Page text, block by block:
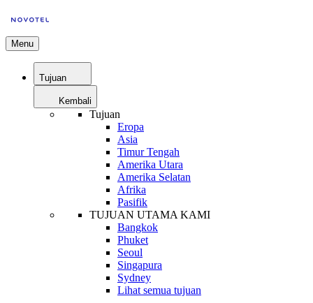
Menu
Tujuan
Kembali
Tujuan
Eropa
Asia
Timur Tengah
Amerika Utara
Amerika Selatan
Afrika
Pasifik
TUJUAN UTAMA KAMI
Bangkok
Phuket
Seoul
Singapura
Sydney
Lihat semua tujuan